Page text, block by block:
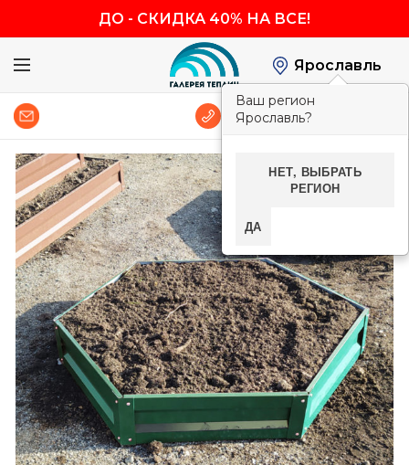
ДО - СКИДКА 40% НА ВСЕ!
Ярославль
Ваш регион
Ярославль?
НЕТ, ВЫБРАТЬ
РЕГИОН
ДА
8 (800) 600-83-54
-40%